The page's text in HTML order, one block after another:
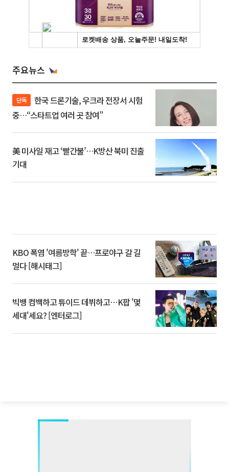
주요뉴스
단독
중…“스타트업 여러 곳 참여”
美 미사일 재고 ‘빨간불’…K방산 북미 진출
기대
KBO 폭염 '여름방학' 끝…프로야구 갈 길
멀다 [해시태그]
빅뱅 컴백하고 튜이드 데뷔하고⋯K팝 '몇
세대'세요? [엔터로그]